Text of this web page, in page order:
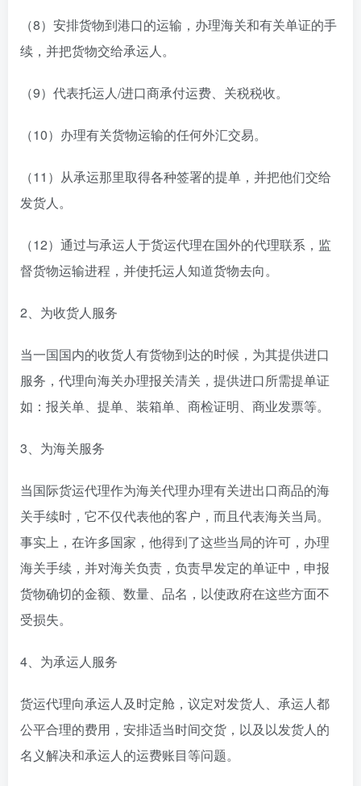
（8）安排货物到港口的运输，办理海关和有关单证的手
续，并把货物交给承运人。
（9）代表托运人/进口商承付运费、关税税收。
（10）办理有关货物运输的任何外汇交易。
（11）从承运那里取得各种签署的提单，并把他们交给
发货人。
（12）通过与承运人于货运代理在国外的代理联系，监
督货物运输进程，并使托运人知道货物去向。
2、为收货人服务
当一国国内的收货人有货物到达的时候，为其提供进口
服务，代理向海关办理报关清关，提供进口所需提单证
如：报关单、提单、装箱单、商检证明、商业发票等。
3、为海关服务
当国际货运代理作为海关代理办理有关进出口商品的海
关手续时，它不仅代表他的客户，而且代表海关当局。
事实上，在许多国家，他得到了这些当局的许可，办理
海关手续，并对海关负责，负责早发定的单证中，申报
货物确切的金额、数量、品名，以使政府在这些方面不
受损失。
4、为承运人服务
货运代理向承运人及时定舱，议定对发货人、承运人都
公平合理的费用，安排适当时间交货，以及以发货人的
名义解决和承运人的运费账目等问题。